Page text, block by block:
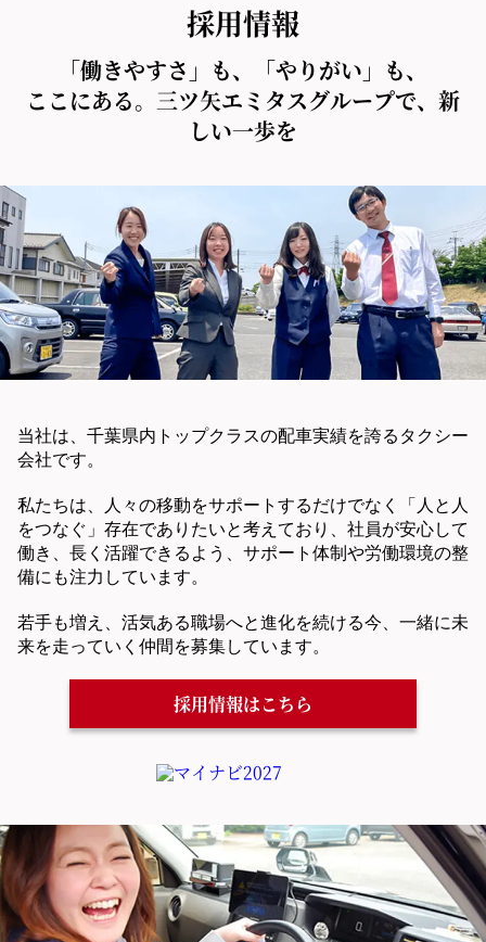
採用情報
「働きやすさ」も、「やりがい」も、
ここにある。三ツ矢エミタスグループで、新
しい一歩を
当社は、千葉県内トップクラスの配車実績を誇るタクシー
会社です。
私たちは、人々の移動をサポートするだけでなく「人と人
をつなぐ」存在でありたいと考えており、社員が安心して
働き、長く活躍できるよう、サポート体制や労働環境の整
備にも注力しています。
若手も増え、活気ある職場へと進化を続ける今、一緒に未
来を走っていく仲間を募集しています。
採用情報はこちら